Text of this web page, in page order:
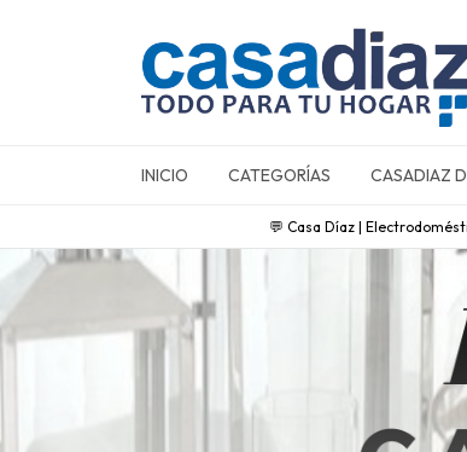
INICIO CATEGORÍAS CASADIAZ
💬 Casa Díaz |